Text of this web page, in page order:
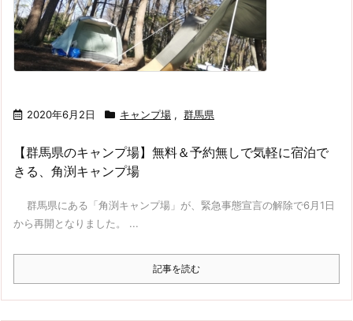
2020年6月2日 キャンプ場 , 群馬県
【群馬県のキャンプ場】無料＆予約無しで気軽に宿泊で
きる、角渕キャンプ場
群馬県にある「角渕キャンプ場」が、緊急事態宣言の解除で6月1日
から再開となりました。 ...
記事を読む